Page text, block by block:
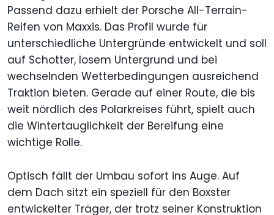
Passend dazu erhielt der Porsche All-Terrain-
Reifen von Maxxis. Das Profil wurde für
unterschiedliche Untergründe entwickelt und soll
auf Schotter, losem Untergrund und bei
wechselnden Wetterbedingungen ausreichend
Traktion bieten. Gerade auf einer Route, die bis
weit nördlich des Polarkreises führt, spielt auch
die Wintertauglichkeit der Bereifung eine
wichtige Rolle.
Optisch fällt der Umbau sofort ins Auge. Auf
dem Dach sitzt ein speziell für den Boxster
entwickelter Träger, der trotz seiner Konstruktion